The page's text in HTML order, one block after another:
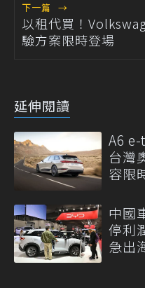
下一篇 →
以租代買！
驗方案限時登場
延伸閱讀
A6
台灣
容限
中國
停利
急出